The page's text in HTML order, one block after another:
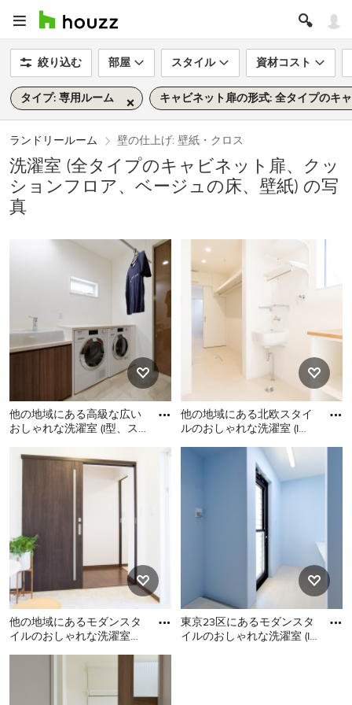
絞り込む 部屋 スタイル 資材コスト
タイプ: 専用ルーム キャビネット扉の形式: 全タイプのキ
ランドリールーム 壁の仕上げ: 壁紙・クロス
洗濯室 (全タイプのキャビネット扉、クッ
ションフロア、ベージュの床、壁紙) の写
真
他の地域にある高級な広い
おしゃれな洗濯室 (I型、ス
ネル扉のキャビネット、濃
他の地域にある高級な広い
おしゃれな洗濯室 (I型、スロ
ップシンク、フラットパネ
木目調キャビネット、白い
壁、クッションフロア、左
右配置の洗濯機・乾燥機、
ベージュの床、ベージュの
キッチンカウンター、壁
紙、白い天井) の写真
他の地域にある北欧スタイ
ルのおしゃれな洗濯室 (I
プンシェルフ、白い壁、ク
他の地域にある北欧スタイ
ルのおしゃれな洗濯室 (I型、
スロップシンク、オープン
シェルフ、白い壁、クッシ
ョンフロア、洗濯乾燥機、
ベージュの床、壁紙、白い
他の地域にあるモダンスタ
イルのおしゃれな洗濯室
ネット、白い壁、クッショ
他の地域にあるモダンスタ
体型シンク、白いキャビネ
東京23区にあるモダンスタ
イルのおしゃれな洗濯室 (I